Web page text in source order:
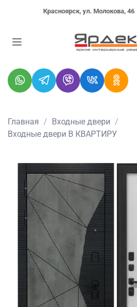
Красноярск, ул. Молокова, 46
Главная
Входные двери
Входные двери В КВАРТИРУ